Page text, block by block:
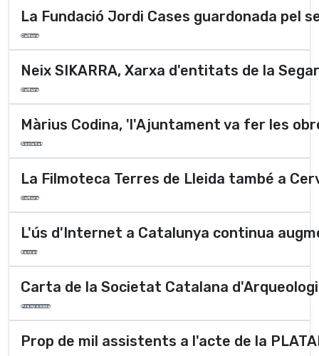
La Fundació Jordi Cases guardonada pel
Cultura
Neix SIKARRA, Xarxa d'entitats de la
Cultura
Màrius Codina, 'l'Ajuntament va fer les
Societat
La Filmoteca Terres de Lleida també a
Cultura
L'ús d'Internet a Catalunya continua
Xarxes
Carta de la Societat Catalana
Prenyanosa
Prop de mil assistents a l'acte de la